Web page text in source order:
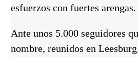
esfuerzos con fuertes arengas.
Ante unos 5.000 seguidores
nombre, reunidos en